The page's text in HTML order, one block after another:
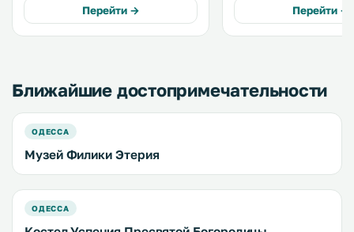
можно воспользоваться
бесплатным Wi-Fi. .
Перейти →
животными. До улицы
Дерибасовская — 300
территории обустроена
Перейти →
Ближайшие достопримечательности
ОДЕССА
Музей Филики Этерия
ОДЕССА